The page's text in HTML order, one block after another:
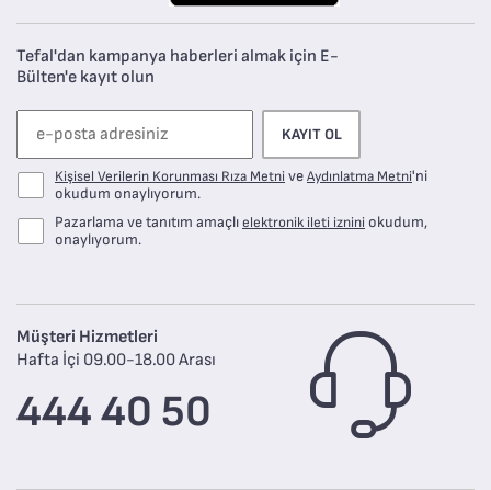
Tefal'dan kampanya haberleri almak için E-
Bülten'e kayıt olun
KAYIT OL
Kişisel Verilerin Korunması Rıza MetniveAydınlatma Metni'ni
okudum onaylıyorum.
Pazarlama ve tanıtım amaçlıelektronik ileti iznini okudum,
onaylıyorum.
Müşteri Hizmetleri
Hafta İçi 09.00-18.00 Arası
444 40 50